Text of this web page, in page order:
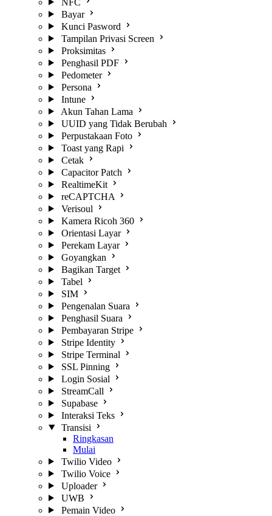
Bayar
Kunci Pasword
Tampilan Privasi Screen
Proksimitas
Penghasil PDF
Pedometer
Persona
Intune
Akun Tahan Lama
UUID yang Tidak Berubah
Perpustakaan Foto
Toast yang Rapi
Cetak
Capacitor Patch
RealtimeKit
reCAPTCHA
Verisoul
Kamera Ricoh 360
Orientasi Layar
Perekam Layar
Goyangkan
Bagikan Target
Tabel
SIM
Pengenalan Suara
Penghasil Suara
Pembayaran Stripe
Stripe Identity
Stripe Terminal
SSL Pinning
Login Sosial
StreamCall
Supabase
Interaksi Teks
Transisi
Ringkasan
Mulai
Twilio Video
Twilio Voice
Uploader
UWB
Pemain Video